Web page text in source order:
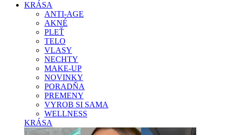
KRÁSA
ANTI-AGE
AKNÉ
PLEŤ
TELO
VLASY
NECHTY
MAKE-UP
NOVINKY
PORADŇA
PREMENY
VYROB SI SAMA
WELLNESS
KRÁSA